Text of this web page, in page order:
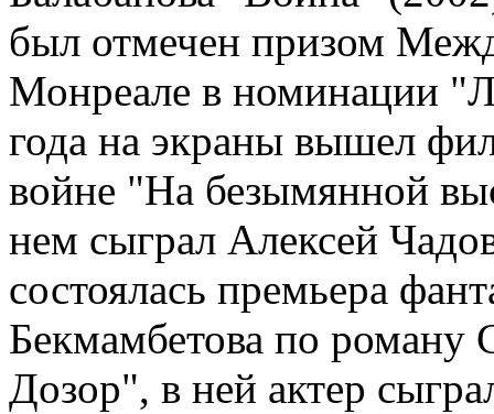
был отмечен призом
Монреале в номинации
года на экраны вышел
войне "На безымянной
нем сыграл Алексей
состоялась премьера
Бекмамбетова по роману
Дозор", в ней актер